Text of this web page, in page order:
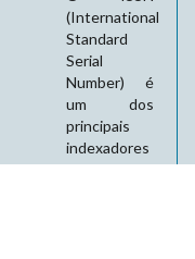
(International
Standard
Serial
Number) é
um dos
principais
indexadores
internacionais